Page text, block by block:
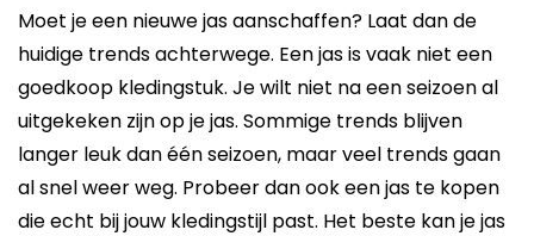
Moet je een nieuwe jas aanschaffen? Laat dan de
huidige trends achterwege. Een jas is vaak niet een
goedkoop kledingstuk. Je wilt niet na een seizoen al
uitgekeken zijn op je jas. Sommige trends blijven
langer leuk dan één seizoen, maar veel trends gaan
al snel weer weg. Probeer dan ook een jas te kopen
die echt bij jouw kledingstijl past. Het beste kan je jas